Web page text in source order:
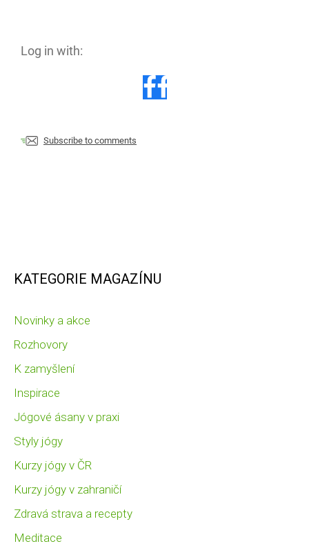
Log in with:
Subscribe to comments
KATEGORIE MAGAZÍNU
Novinky a akce
Rozhovory
K zamyšlení
Inspirace
Jógové ásany v praxi
Styly jógy
Kurzy jógy v ČR
Kurzy jógy v zahraničí
Zdravá strava a recepty
Meditace